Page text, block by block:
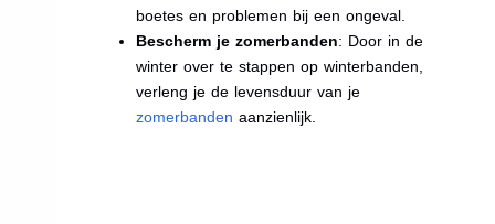
boetes en problemen bij een ongeval.
Bescherm je zomerbanden: Door in de
winter over te stappen op winterbanden,
verleng je de levensduur van je
zomerbanden aanzienlijk.